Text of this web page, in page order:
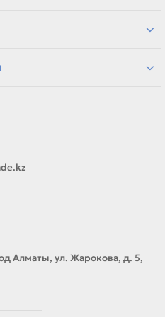
Алматы, отправка по
с вашей моделью
для замены,
Алматы, ул. Жарокова, д. 5,